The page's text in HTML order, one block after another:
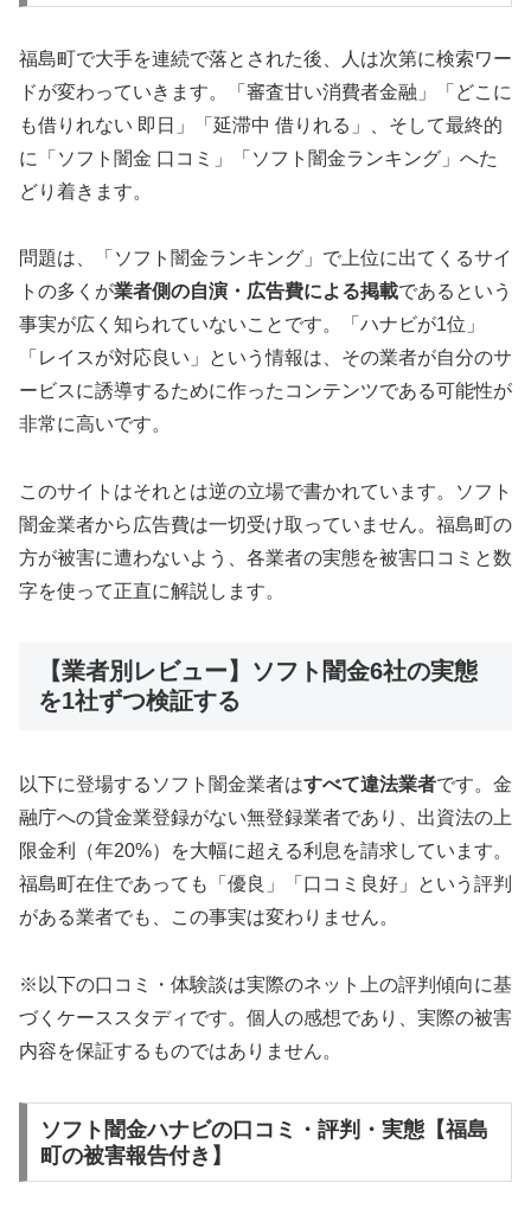
福島町で大手を連続で落とされた後、人は次第に検索ワー
ドが変わっていきます。「審査甘い消費者金融」「どこに
も借りれない 即日」「延滞中 借りれる」、そして最終的
に「ソフト闇金 口コミ」「ソフト闇金ランキング」へた
どり着きます。
問題は、「ソフト闇金ランキング」で上位に出てくるサイ
トの多くが業者側の自演・広告費による掲載であるという
事実が広く知られていないことです。「ハナビが1位」
「レイスが対応良い」という情報は、その業者が自分のサ
ービスに誘導するために作ったコンテンツである可能性が
非常に高いです。
このサイトはそれとは逆の立場で書かれています。ソフト
闇金業者から広告費は一切受け取っていません。福島町の
方が被害に遭わないよう、各業者の実態を被害口コミと数
字を使って正直に解説します。
【業者別レビュー】ソフト闇金6社の実態
を1社ずつ検証する
以下に登場するソフト闇金業者はすべて違法業者です。金
融庁への貸金業登録がない無登録業者であり、出資法の上
限金利（年20%）を大幅に超える利息を請求しています。
福島町在住であっても「優良」「口コミ良好」という評判
がある業者でも、この事実は変わりません。
※以下の口コミ・体験談は実際のネット上の評判傾向に基
づくケーススタディです。個人の感想であり、実際の被害
内容を保証するものではありません。
ソフト闇金ハナビの口コミ・評判・実態【福島
町の被害報告付き】